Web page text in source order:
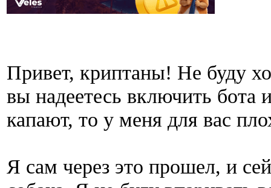
Привет, криптаны! Не буду
вы надеетесь включить бота
капают, то у меня для вас
Я сам через это прошел, и